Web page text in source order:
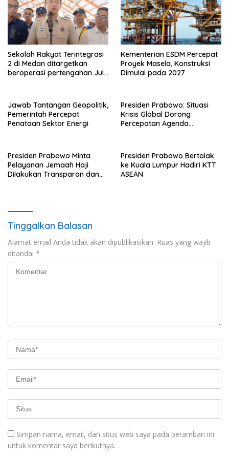
Sekolah Rakyat Terintegrasi
2 di Medan ditargetkan
beroperasi pertengahan Juli
Kementerian ESDM Percepat
Proyek Masela, Konstruksi
Dimulai pada 2027
Jawab Tantangan Geopolitik,
Pemerintah Percepat
Penataan Sektor Energi
Presiden Prabowo: Situasi
Krisis Global Dorong
Percepatan Agenda
Presiden Prabowo Minta
Pelayanan Jemaah Haji
Dilakukan Transparan dan
Presiden Prabowo Bertolak
ke Kuala Lumpur Hadiri KTT
ASEAN
Tinggalkan Balasan
Alamat email Anda tidak akan dipublikasikan. Ruas yang wajib
ditandai *
Simpan nama, email, dan situs web saya pada peramban ini
untuk komentar saya berikutnya.